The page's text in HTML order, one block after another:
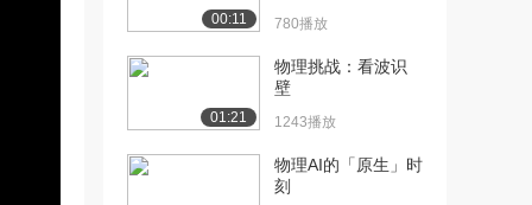
00:11 780播放
01:21
物理挑战：看波识
壁
1243播放
物理AI的「原生」时
刻